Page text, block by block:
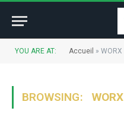
YOU ARE AT: Accueil » WORX
BROWSING: WORX